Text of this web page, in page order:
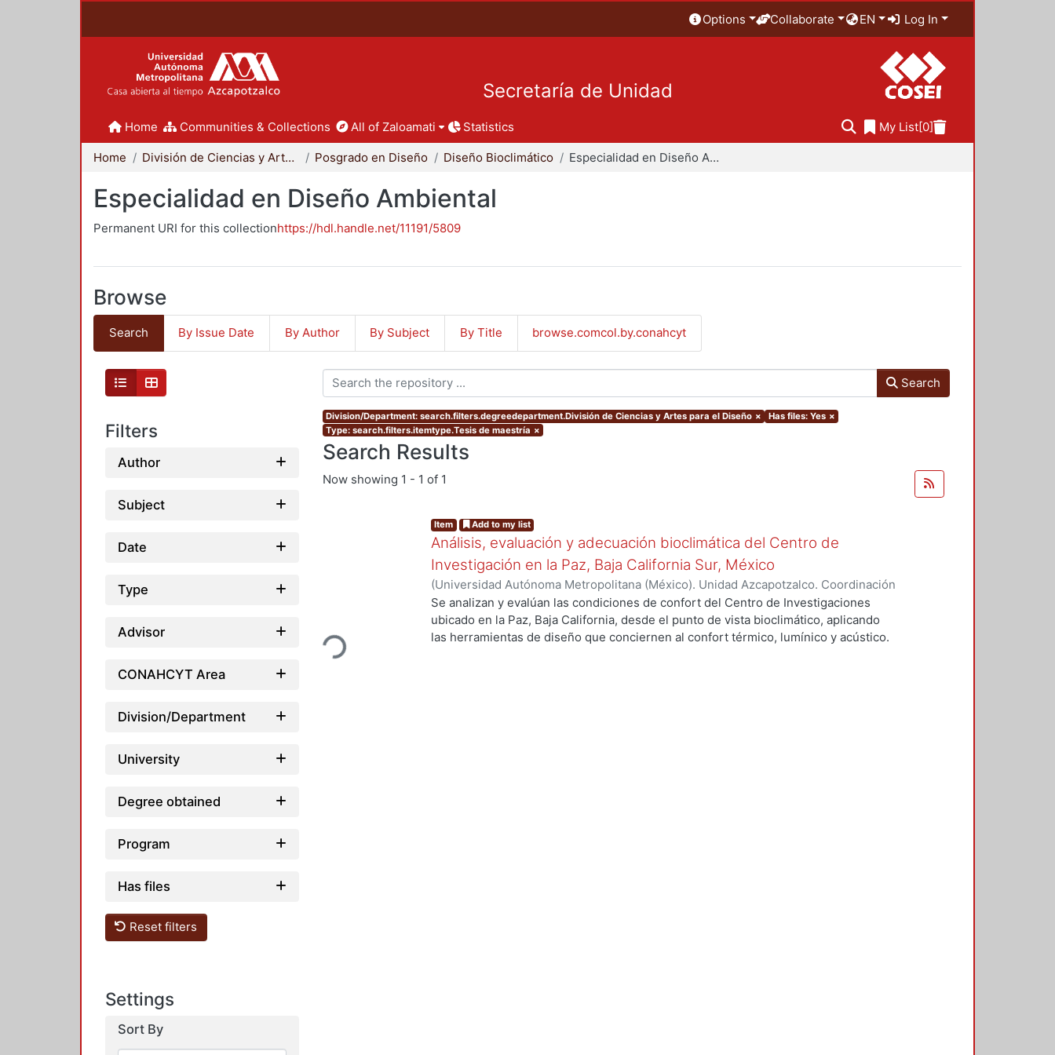
Options Collaborate EN Log In
Secretaría de Unidad
Home Communities & Collections All of Zaloamati Statistics My List[0]
Home División de Ciencias y Artes para el Diseño Posgrado en Diseño Diseño Bioclimático Especialidad en Diseño Ambiental
Especialidad en Diseño Ambiental
Permanent URI for this collectionhttps://hdl.handle.net/11191/5809
Browse
Search By Issue Date By Author By Subject By Title browse.comcol.by.conahcyt
Filters
Author
Subject
Date
Type
Advisor
CONAHCYT Area
Division/Department
University
Degree obtained
Program
Has files
Reset filters
Settings
Sort By
Search
Division/Department: search.filters.degreedepartment.División de Ciencias y Artes para el Diseño × Has files: Yes ×
Type: search.filters.itemtype.Tesis de maestría ×
Search Results
Now showing 1 - 1 of 1
Loading...
Item Add to my list
Análisis, evaluación y adecuación bioclimática del Centro de
Investigación en la Paz, Baja California Sur, México
(Universidad Autónoma Metropolitana (México). Unidad Azcapotzalco. Coordinación
de Servicios de Información.,1999-12 )García Tavera, José Luis
Se analizan y evalúan las condiciones de confort del Centro de Investigaciones
ubicado en la Paz, Baja California, desde el punto de vista bioclimático, aplicando
las herramientas de diseño que conciernen al confort térmico, lumínico y acústico.